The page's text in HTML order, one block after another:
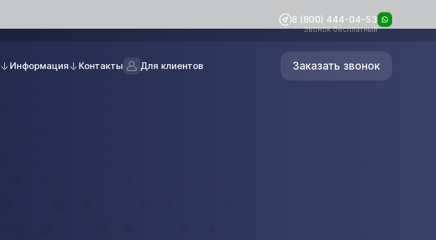
8 (800) 444-04-53
Звонок бесплатный
Информация Контакты Для клиентов Заказать звонок